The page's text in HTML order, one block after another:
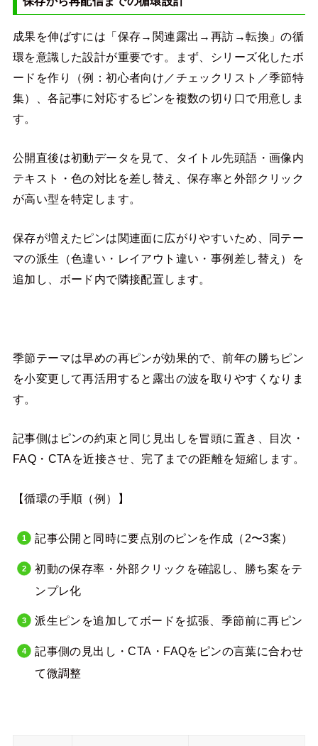
成果を伸ばすには「保存→関連露出→再訪→転換」の循
環を意識した設計が重要です。まず、シリーズ化したボ
ードを作り（例：初心者向け／チェックリスト／季節特
集）、各記事に対応するピンを複数の切り口で用意しま
す。
公開直後は初動データを見て、タイトル先頭語・画像内
テキスト・色の対比を差し替え、保存率と外部クリック
が高い型を特定します。
保存が増えたピンは関連面に広がりやすいため、同テー
マの派生（色違い・レイアウト違い・事例差し替え）を
追加し、ボード内で隣接配置します。
季節テーマは早めの再ピンが効果的で、前年の勝ちピン
を小変更して再活用すると露出の波を取りやすくなりま
す。
記事側はピンの約束と同じ見出しを冒頭に置き、目次・
FAQ・CTAを近接させ、完了までの距離を短縮します。
【循環の手順（例）】
記事公開と同時に要点別のピンを作成（2〜3案）
初動の保存率・外部クリックを確認し、勝ち案をテ
ンプレ化
派生ピンを追加してボードを拡張、季節前に再ピン
記事側の見出し・CTA・FAQをピンの言葉に合わせ
て微調整